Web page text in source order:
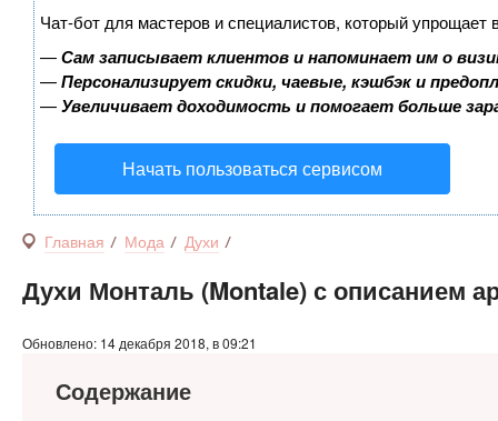
Чат-бот для мастеров и специалистов, который упрощает
—Сам записывает клиентов и напоминает им о
—Персонализирует скидки, чаевые, кэшбэк и
—Увеличивает доходимость и помогает больше
Начать пользоваться сервисом
Главная Мода Духи
Духи Монталь (Montale) с описанием
Обновлено: 14 декабря 2018, в 09:21
Содержание